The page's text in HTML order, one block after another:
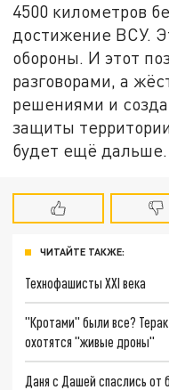
4500 километров
достижение ВСУ.
обороны. И этот
разговорами, а
решениями и
защиты
будет ещё
ЧИТАЙТЕ ТАКЖЕ:
Технофашисты XXI века
"Кротами" были все?
охотятся "живые дроны"
Даня с Дашей спаслись от